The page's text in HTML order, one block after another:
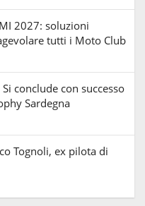
2027: soluzioni
tutti i Moto Club
conclude con successo
Sardegna
Tognoli, ex pilota di